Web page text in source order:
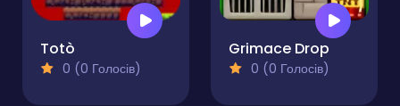
Totò
0 (0 Голосів)
Grimace Drop
0 (0 Голосів)